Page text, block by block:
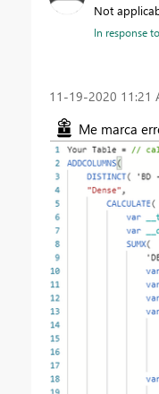
Not
In response to
‎11-19-2020 11:21
Me marca